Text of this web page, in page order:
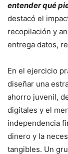
entender qué
destacó el
recopilación y
entrega datos,
En el ejercicio
diseñar una
ahorro juvenil,
digitales y el
independencia
dinero y la
tangibles. Un